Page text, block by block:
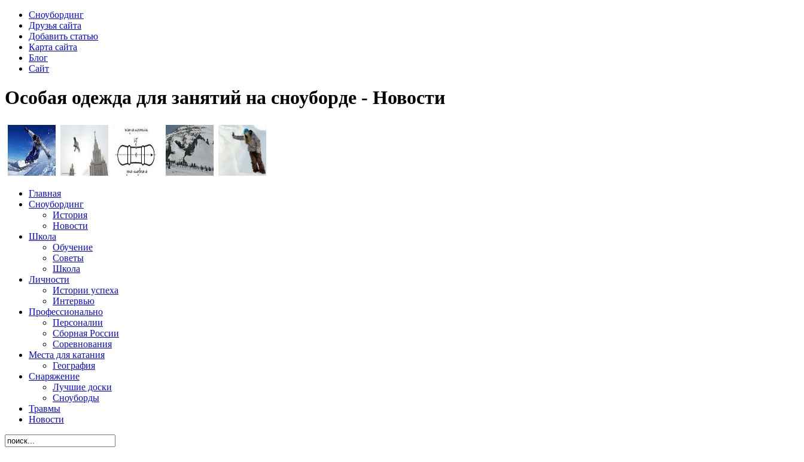
Сноубординг
Друзья сайта
Добавить статью
Карта сайта
Блог
Сайт
Особая одежда для занятий на сноуборде - Новости
Главная
Сноубординг
История
Новости
Школа
Обучение
Советы
Школа
Личности
Истории успеха
Интервью
Профессионально
Персоналии
Сборная России
Соревнования
Места для катания
География
Снаряжение
Лучшие доски
Сноуборды
Травмы
Новости